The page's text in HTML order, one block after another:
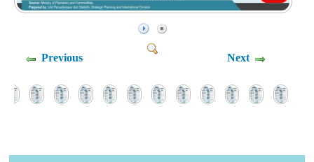
Previous Next